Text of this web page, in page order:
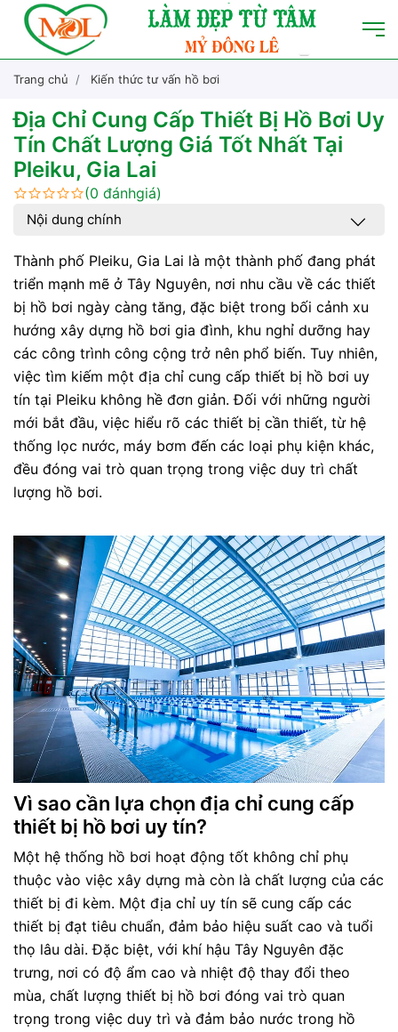
Trang chủ Kiến thức tư vấn hồ bơi
Địa Chỉ Cung Cấp Thiết Bị Hồ Bơi Uy
Tín Chất Lượng Giá Tốt Nhất Tại
Pleiku, Gia Lai
(0 đánhgiá)
Nội dung chính
Thành phố Pleiku, Gia Lai là một thành phố đang phát
triển mạnh mẽ ở Tây Nguyên, nơi nhu cầu về các thiết
bị hồ bơi ngày càng tăng, đặc biệt trong bối cảnh xu
hướng xây dựng hồ bơi gia đình, khu nghỉ dưỡng hay
các công trình công cộng trở nên phổ biến. Tuy nhiên,
việc tìm kiếm một địa chỉ cung cấp thiết bị hồ bơi uy
tín tại Pleiku không hề đơn giản. Đối với những người
mới bắt đầu, việc hiểu rõ các thiết bị cần thiết, từ hệ
thống lọc nước, máy bơm đến các loại phụ kiện khác,
đều đóng vai trò quan trọng trong việc duy trì chất
lượng hồ bơi.
Vì sao cần lựa chọn địa chỉ cung cấp
thiết bị hồ bơi uy tín?
Một hệ thống hồ bơi hoạt động tốt không chỉ phụ
thuộc vào việc xây dựng mà còn là chất lượng của các
thiết bị đi kèm. Một địa chỉ uy tín sẽ cung cấp các
thiết bị đạt tiêu chuẩn, đảm bảo hiệu suất cao và tuổi
thọ lâu dài. Đặc biệt, với khí hậu Tây Nguyên đặc
trưng, nơi có độ ẩm cao và nhiệt độ thay đổi theo
mùa, chất lượng thiết bị hồ bơi đóng vai trò quan
trọng trong việc duy trì và đảm bảo nước trong hồ